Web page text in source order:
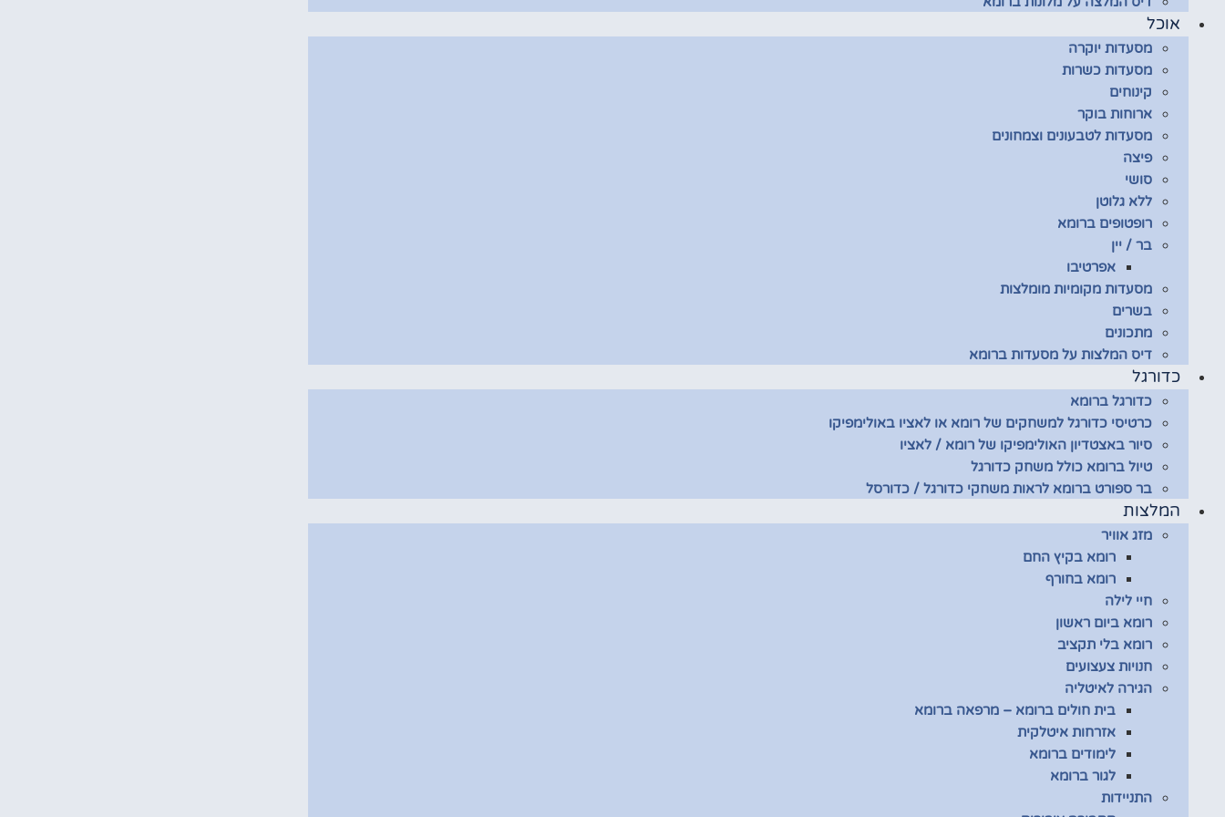
אוכל
מסעדות יוקרה
מסעדות כשרות
קינוחים
ארוחות בוקר
מסעדות לטבעונים וצמחונים
פיצה
סושי
ללא גלוטן
רופטופים ברומא
בר / יין
אפרטיבו
מסעדות מקומיות מומלצות
בשרים
מתכונים
דיס המלצות על מסעדות ברומא
כדורגל
כדורגל ברומא
כרטיסי כדורגל למשחקים של רומא או לאציו באולימפיקו
סיור באצטדיון האולימפיקו של רומא / לאציו
טיול ברומא כולל משחק כדורגל
בר ספורט ברומא לראות משחקי כדורגל / כדורסל
המלצות
מזג אוויר
רומא בקיץ החם
רומא בחורף
חיי לילה
רומא ביום ראשון
רומא בלי תקציב
חנויות צעצועים
הגירה לאיטליה
בית חולים ברומא – מרפאה ברומא
אזרחות איטלקית
לימודים ברומא
לגור ברומא
התניידות